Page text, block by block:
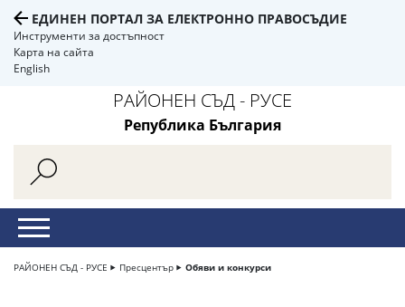
ЕДИНЕН ПОРТАЛ ЗА ЕЛЕКТРОННО ПРАВОСЪДИЕ
Инструменти за достъпност
Карта на сайта
English
РАЙОНЕН СЪД - РУСЕ
Република България
РАЙОНЕН СЪД - РУСЕ Пресцентър Обяви и конкурси